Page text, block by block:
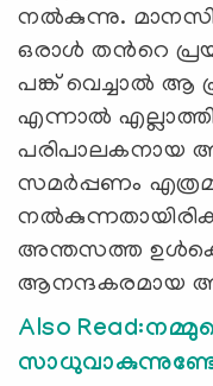
നല്‍കുന്നു.
ഒരാള്‍ തന്‍റെ
പങ്ക് വെച്ചാല്‍ ആ
എന്നാല്‍
പരിപാലകനായ
സമര്‍പ്പണം
അന്തസത്ത
ആനന്ദകരമായ
Also